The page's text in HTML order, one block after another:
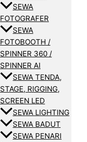
SEWA
FOTOGRAFER
SEWA
FOTOBOOTH /
SPINNER 360 /
SPINNER AI
SEWA TENDA,
STAGE, RIGGING,
SCREEN LED
SEWA LIGHTING
SEWA BADUT
SEWA PENARI